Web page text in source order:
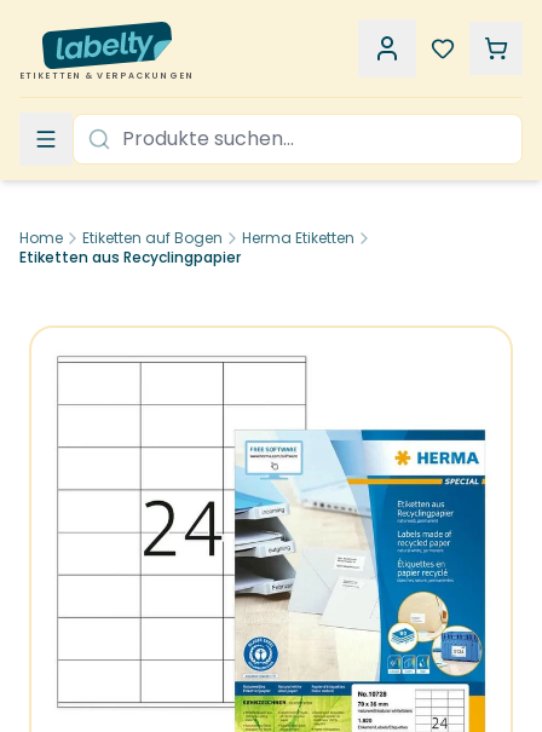
ETIKETTEN & VERPACKUNGEN
Home Etiketten auf Bogen
Herma Etiketten
Etiketten aus Recyclingpapier